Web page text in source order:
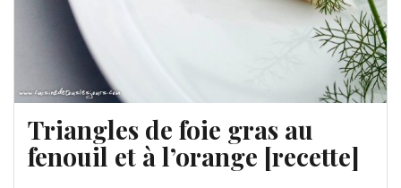
Triangles de foie gras au
fenouil et à l’orange [recette]